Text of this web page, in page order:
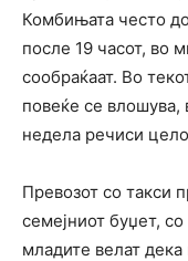
Комбињата често
после 19 часот, во
сообраќаат. Во
повеќе се влошува,
недела речиси
Превозот со такси
семејниот буџет,
младите велат